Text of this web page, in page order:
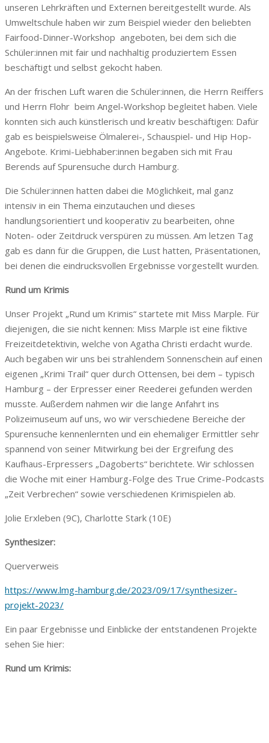
unseren Lehrkräften und Externen bereitgestellt wurde. Als
Umweltschule haben wir zum Beispiel wieder den beliebten
Fairfood-Dinner-Workshop angeboten, bei dem sich die
Schüler:innen mit fair und nachhaltig produziertem Essen
beschäftigt und selbst gekocht haben.
An der frischen Luft waren die Schüler:innen, die Herrn Reiffers
und Herrn Flohr beim Angel-Workshop begleitet haben. Viele
konnten sich auch künstlerisch und kreativ beschäftigen: Dafür
gab es beispielsweise Ölmalerei-, Schauspiel- und Hip Hop-
Angebote. Krimi-Liebhaber:innen begaben sich mit Frau
Berends auf Spurensuche durch Hamburg.
Die Schüler:innen hatten dabei die Möglichkeit, mal ganz
intensiv in ein Thema einzutauchen und dieses
handlungsorientiert und kooperativ zu bearbeiten, ohne
Noten- oder Zeitdruck verspüren zu müssen. Am letzen Tag
gab es dann für die Gruppen, die Lust hatten, Präsentationen,
bei denen die eindrucksvollen Ergebnisse vorgestellt wurden.
Rund um Krimis
Unser Projekt „Rund um Krimis“ startete mit Miss Marple. Für
diejenigen, die sie nicht kennen: Miss Marple ist eine fiktive
Freizeitdetektivin, welche von Agatha Christi erdacht wurde.
Auch begaben wir uns bei strahlendem Sonnenschein auf einen
eigenen „Krimi Trail“ quer durch Ottensen, bei dem – typisch
Hamburg – der Erpresser einer Reederei gefunden werden
musste. Außerdem nahmen wir die lange Anfahrt ins
Polizeimuseum auf uns, wo wir verschiedene Bereiche der
Spurensuche kennenlernten und ein ehemaliger Ermittler sehr
spannend von seiner Mitwirkung bei der Ergreifung des
Kaufhaus-Erpressers „Dagoberts“ berichtete. Wir schlossen
die Woche mit einer Hamburg-Folge des True Crime-Podcasts
„Zeit Verbrechen“ sowie verschiedenen Krimispielen ab.
Jolie Erxleben (9C), Charlotte Stark (10E)
Synthesizer:
Querverweis
https://www.lmg-hamburg.de/2023/09/17/synthesizer-
projekt-2023/
Ein paar Ergebnisse und Einblicke der entstandenen Projekte
sehen Sie hier:
Rund um Krimis: